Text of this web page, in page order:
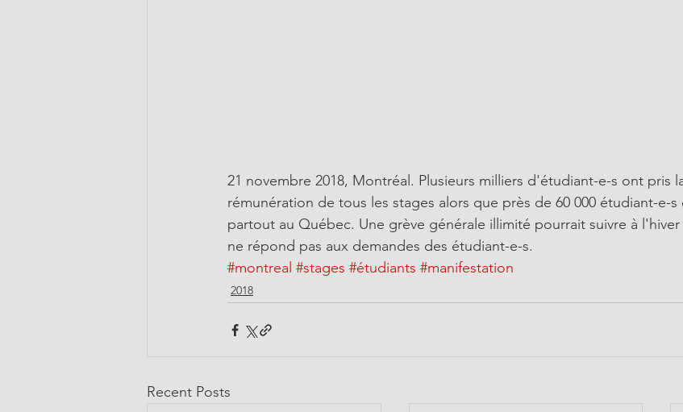
21 novembre 2018, Montréal. Plusieurs milliers d'étudiant-e-s ont pris
rémunération de tous les stages alors que près de 60 000 étudiant-e-
partout au Québec. Une grève générale illimité pourrait suivre à
ne répond pas aux demandes des étudiant-e-s.
#montreal #stages #étudiants #manifestation
2018
Recent Posts